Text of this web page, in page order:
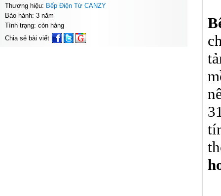
Thương hiệu: Bếp Điện Từ CANZY
Bảo hành: 3 năm
Tình trạng: còn hàng
Chia sẻ bài viết